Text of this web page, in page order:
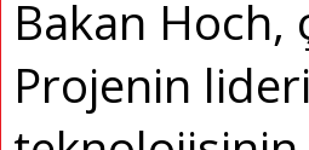
Bakan Hoch,
Projenin